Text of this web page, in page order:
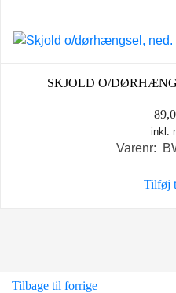
SKJOLD O/
inkl.
Varenr:
Tilføj
Tilbage til forrige